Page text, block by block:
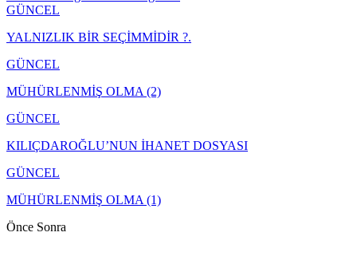
GÜNCEL
YALNIZLIK BİR SEÇİMMİDİR ?.
GÜNCEL
MÜHÜRLENMİŞ OLMA (2)
GÜNCEL
KILIÇDAROĞLU’NUN İHANET DOSYASI
GÜNCEL
MÜHÜRLENMİŞ OLMA (1)
Önce Sonra